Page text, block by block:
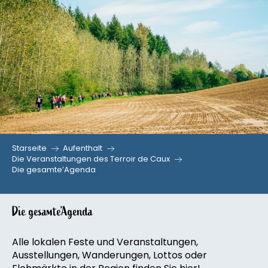
Aller
au
contenu
principal
Starseite
Aufenthalt
Die Veranstaltungen des Terroir de Caux
Die gesamte’Agenda
Die gesamte’Agenda
Alle lokalen Feste und Veranstaltungen,
Ausstellungen, Wanderungen, Lottos oder